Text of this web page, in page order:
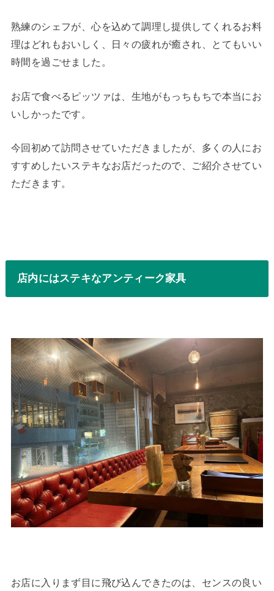
熟練のシェフが、心を込めて調理し提供してくれるお料
理はどれもおいしく、日々の疲れが癒され、とてもいい
時間を過ごせました。
お店で食べるピッツァは、生地がもっちもちで本当にお
いしかったです。
今回初めて訪問させていただきましたが、多くの人にお
すすめしたいステキなお店だったので、ご紹介させてい
ただきます。
店内にはステキなアンティーク家具
お店に入りまず目に飛び込んできたのは、センスの良い